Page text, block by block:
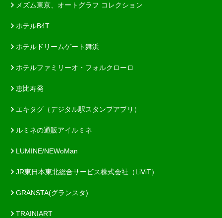
メズム東京、オートグラフ コレクション
ホテルB4T
ホテルドリームゲート舞浜
ホテルファミリーオ・フォルクローロ
恵比寿発
エキタグ（デジタル駅スタンプアプリ）
ルミネの通販アイルミネ
LUMINE/NEWoMan
JR東日本東北総合サービス株式会社（LiViT）
GRANSTA(グランスタ)
TRAINIART